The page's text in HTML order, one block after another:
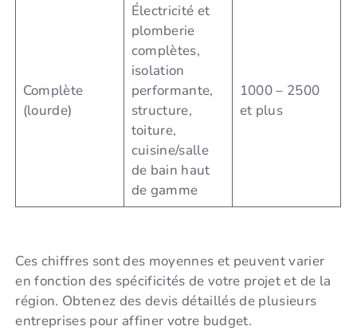
Complète
(lourde)
Électricité et
plomberie
complètes,
isolation
performante,
structure,
toiture,
cuisine/salle
de bain haut
de gamme
1000 – 2500
et plus
Ces chiffres sont des moyennes et peuvent varier
en fonction des spécificités de votre projet et de la
région. Obtenez des devis détaillés de plusieurs
entreprises pour affiner votre budget.